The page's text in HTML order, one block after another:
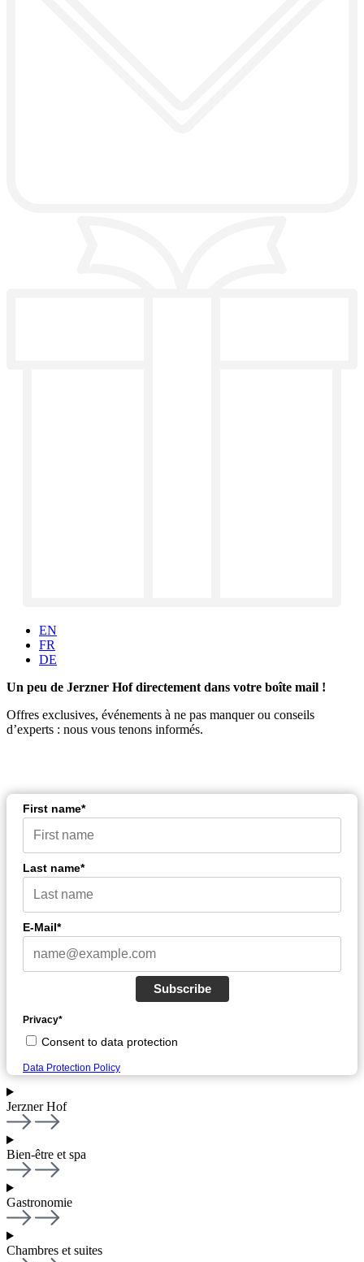
EN
FR
DE
Un peu de Jerzner Hof directement dans votre boîte mail !
Offres exclusives, événements à ne pas manquer ou conseils
d’experts : nous vous tenons informés.
First name*
Last name*
E-Mail*
Subscribe
Privacy*
Consent to data protection
Data Protection Policy
Jerzner Hof
Bien-être et spa
Gastronomie
Chambres et suites